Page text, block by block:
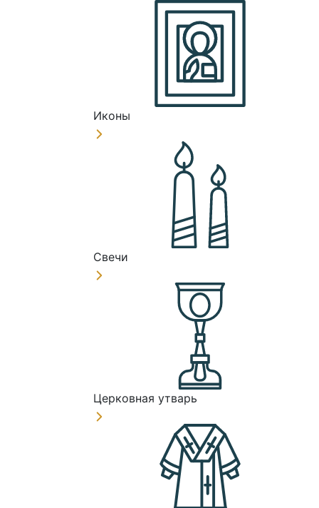
Иконы
Свечи
Церковная утварь